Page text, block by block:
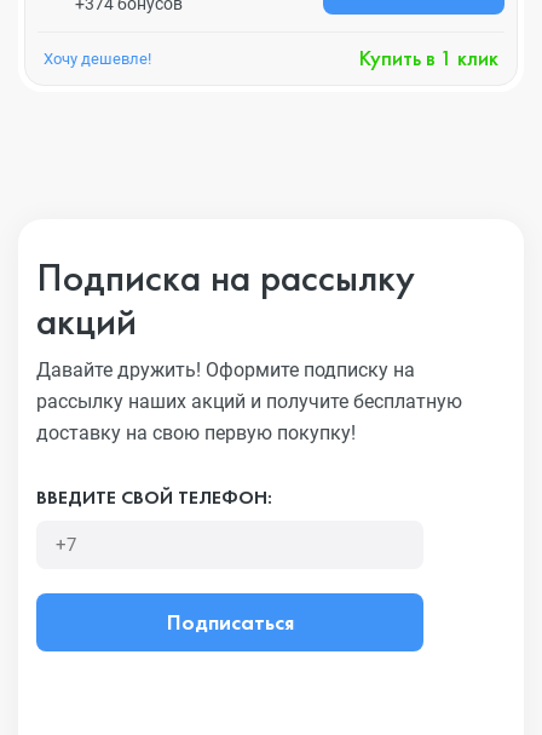
Хочу дешевле! Купить в 1 клик
Подписка на рассылку
акций
Давайте дружить! Оформите подписку на
рассылку наших акций и получите бесплатную
доставку на свою первую покупку!
ВВЕДИТЕ СВОЙ ТЕЛЕФОН:
Подписаться